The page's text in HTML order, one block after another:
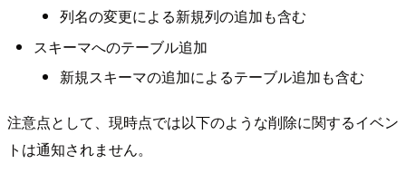
列名の変更による新規列の追加も含む
スキーマへのテーブル追加
新規スキーマの追加によるテーブル追加も含む
注意点として、現時点では以下のような削除に関するイベン
トは通知されません。